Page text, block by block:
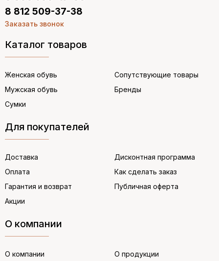
Каталог товаров
Женская обувь
Мужская обувь
Сумки
Сопутствующие товары
Бренды
Для покупателей
Доставка
Оплата
Гарантия и возврат
Акции
Дисконтная программа
Как сделать заказ
Публичная оферта
О компании
О компании О продукции
8 812 509-37-38
Заказать звонок